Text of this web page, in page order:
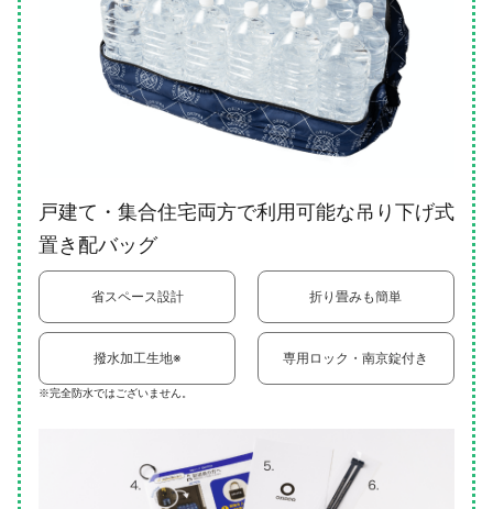
戸建て・集合住宅両方で利用可能な吊り下げ式
置き配バッグ
省スペース設計 折り畳みも簡単
撥水加工生地※ 専用ロック・南京錠付き
※完全防水ではございません。